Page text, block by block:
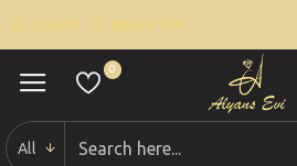
LOGIN REGISTER
0
All